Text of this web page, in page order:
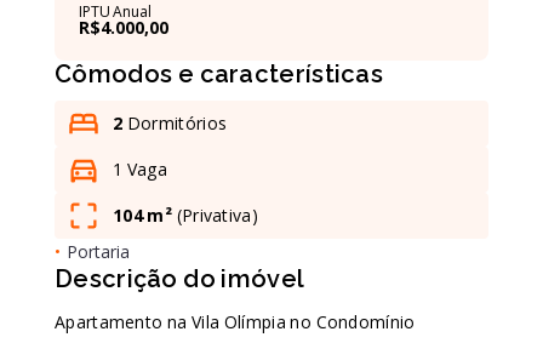
IPTU Anual
R$4.000,00
Cômodos e características
2 Dormitórios
1 Vaga
104 m² (Privativa)
• Portaria
Descrição do imóvel
Apartamento na Vila Olímpia no Condomínio